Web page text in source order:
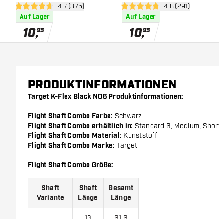
Bewertungsbereich öffnen
4.7 Bewertungssterne
4.7 (375)
Auf Lager
10,95
4.8 Bewertungssterne
4.8 (291)
Auf Lager
10,95
PRODUKTINFORMATIONEN
Target K-Flex Black NO6 Produktinformationen:
Flight Shaft Combo Farbe: Schwarz
Flight Shaft Combo erhältlich in: Standard 6, Medium,
Flight Shaft Combo Material: Kunststoff
Flight Shaft Combo Marke: Target
Flight Shaft Combo Größe:
Shaft
Variante
Shaft
Länge
Gesamt
Länge